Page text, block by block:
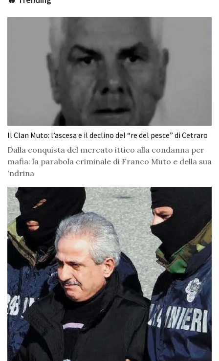
Il Clan Muto: l’ascesa e il declino del “re del pesce” di Cetraro
Dalla conquista del mercato ittico alla condanna per
mafia: la parabola criminale di Franco Muto e della sua
'ndrina